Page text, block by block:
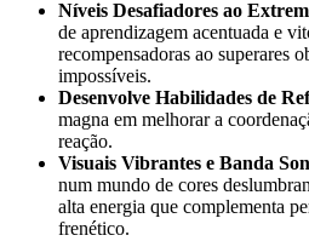
Níveis Desafiadores ao
de aprendizagem acentuada e
recompensadoras ao superares
impossíveis.
Desenvolve Habilidades de
magna em melhorar a
reação.
Visuais Vibrantes e Banda
num mundo de cores
alta energia que complementa
frenético.